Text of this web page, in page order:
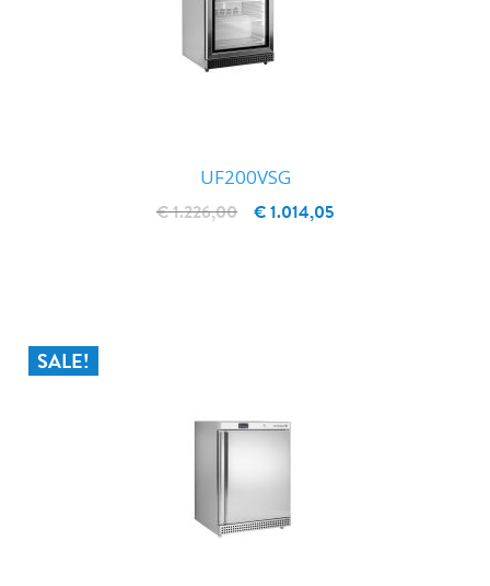
UF200VSG
€ 1.014,05
€ 1.226,00
SALE!